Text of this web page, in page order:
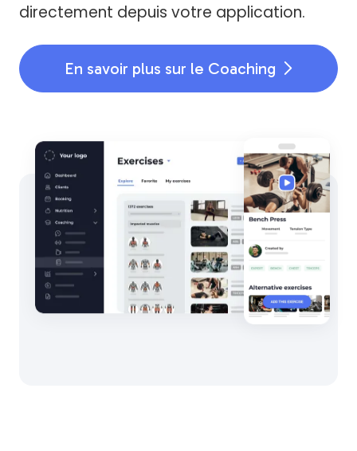
directement depuis votre application.
En savoir plus sur le Coaching 